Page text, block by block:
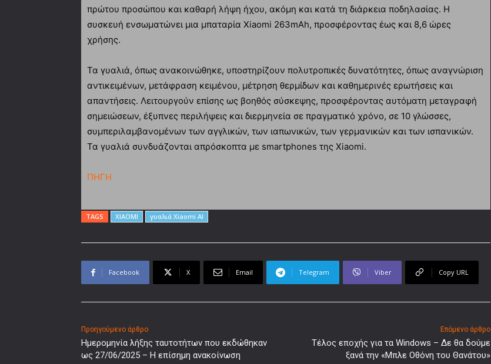
πρώτου προσώπου και καθαρή λήψη ήχου, ακόμη και κατά τη διάρκεια ποδηλασίας. Η
συσκευή ενσωματώνει μια μπαταρία Xiaomi 263mAh, προσφέροντας έως και 8,6 ώρες
χρήσης.
Τα γυαλιά, όπως ανακοινώθηκε, υποστηρίζουν πολυτροπικές δυνατότητες, όπως αναγνώριση
αντικειμένων, μετάφραση κειμένου, μέτρηση θερμίδων και καθημερινές ερωτήσεις και
απαντήσεις. Λειτουργούν επίσης ως βοηθός σύσκεψης, προσφέροντας αυτόματη μεταγραφή
σημειώσεων, έξυπνες περιλήψεις και διερμηνεία σε πραγματικό χρόνο, σε 10 γλώσσες,
συμπεριλαμβανομένων των αγγλικών, των ιαπωνικών, των γερμανικών και των ισπανικών.
Τα γυαλιά συνδυάζονται απρόσκοπτα με smartphones της Xiaomi.
ΠΗΓΗ
TAGS XIAOMI γυαλιά Xiaomi AI
Facebook X Email Telegram Viber Copy URL
Προηγούμενο άρθρο
Ημερομηνία λήξης ταυτοτήτων που εκδώθηκαν
ως 27/06/2025 – Η επίσημη ανακοίνωση
Επόμενο άρθρο
Τέλος εποχής για τα Windows – Δε θα δούμε
ξανά την «Μπλε Οθόνη του Θανάτου»